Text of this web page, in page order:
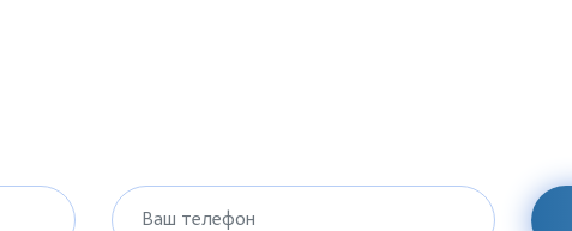
Ваш телефон